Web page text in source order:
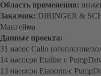
Область применения:
Заказчик: DIRINGER &
Мангейма
Данные проекта:
31 насос Calio (отопление/
14 насосов Etaline с
13 насосов Etanorm с